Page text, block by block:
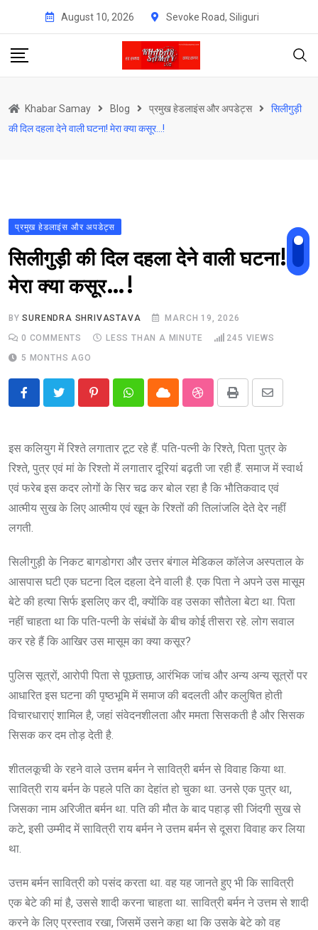
content
August 10, 2026 Sevoke Road, Siliguri
Khabar Samay Blog प्रमुख हेडलाइंस और अपडेट्स
सिलीगुड़ी
की दिल दहला देने वाली घटना! मेरा क्या कसूर…!
प्रमुख हेडलाइंस और अपडेट्स
सिलीगुड़ी की दिल दहला देने वाली घटना!
मेरा क्या कसूर…!
BYSURENDRA SHRIVASTAVA
MARCH 19, 2026
0 COMMENTS LESS THAN A MINUTE 245 VIEWS
5 MONTHS AGO
PinterestWhatsappCloud StumbleUpon
Print
Share
Email
इस कलियुग में रिश्ते लगातार टूट रहे हैं. पति-पत्नी के रिश्ते, पिता पुत्र के
रिश्ते, पुत्र एवं मां के रिश्तो में लगातार दूरियां बढ़ती जा रही हैं. समाज में स्वार्थ
एवं फरेब इस कदर लोगों के सिर चढ कर बोल रहा है कि भौतिकवाद एवं
आत्मीय सुख के लिए आत्मीय एवं खून के रिश्तों की तिलांजलि देते देर नहीं
लगती.
सिलीगुड़ी के निकट बागडोगरा और उत्तर बंगाल मेडिकल कॉलेज अस्पताल के
आसपास घटी एक घटना दिल दहला देने वाली है. एक पिता ने अपने उस मासूम
बेटे की हत्या सिर्फ इसलिए कर दी, क्योंकि वह उसका सौतेला बेटा था. पिता
नहीं चाहता था कि पति-पत्नी के संबंधों के बीच कोई तीसरा रहे. लोग सवाल
कर रहे हैं कि आखिर उस मासूम का क्या कसूर?
पुलिस सूत्रों, आरोपी पिता से पूछताछ, आरंभिक जांच और अन्य अन्य सूत्रों पर
आधारित इस घटना की पृष्ठभूमि में समाज की बदलती और कलुषित होती
विचारधाराएं शामिल है, जहां संवेदनशीलता और ममता सिसकती है और सिसक
सिसक कर दम तोड़ देती है.
शीतलकूची के रहने वाले उत्तम बर्मन ने सावित्री बर्मन से विवाह किया था.
सावित्री राय बर्मन के पहले पति का देहांत हो चुका था. उनसे एक पुत्र था,
जिसका नाम अरिजीत बर्मन था. पति की मौत के बाद पहाड़ सी जिंदगी सुख से
कटे, इसी उम्मीद में सावित्री राय बर्मन ने उत्तम बर्मन से दूसरा विवाह कर लिया
था.
उत्तम बर्मन सावित्री को पसंद करता था. वह यह जानते हुए भी कि सावित्री
एक बेटे की मां है, उससे शादी करना चाहता था. सावित्री बर्मन ने उत्तम से शादी
करने के लिए प्रस्ताव रखा, जिसमें उसने कहा था कि उसके बेटे को वह